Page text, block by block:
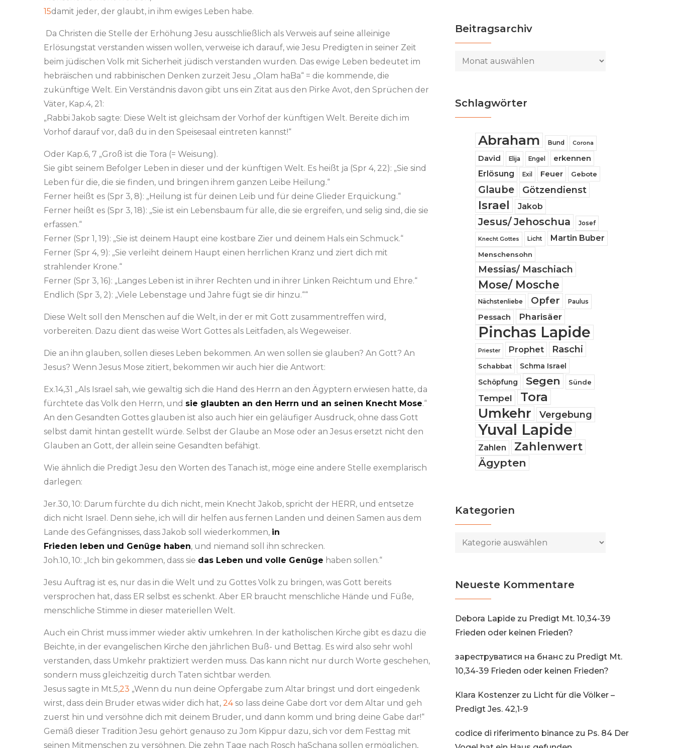
15damit jeder, der glaubt, in ihm ewiges Leben habe.
Da Christen die Stelle der Erhöhung Jesu ausschließlich als Verweis auf seine alleinige
Erlösungstat verstanden wissen wollen, verweise ich darauf, wie Jesu Predigten in seiner Zeit
beim jüdischen Volk mit Sicherheit jüdisch verstanden wurden. Das ewige Leben bedeutet im
hebräischen und rabbinischen Denken zurzeit Jesu „Olam haBa“ = die kommende, die
zukünftige Welt. Ein Verständnis davon gibt uns ein Zitat aus den Pirke Avot, den Sprüchen der
Väter, Kap.4, 21:
„Rabbi Jakob sagte: Diese Welt ist gleichsam der Vorhof der künftigen Welt. Bereite dich im
Vorhof darauf vor, daß du in den Speisesaal eintreten kannst!“
Oder Kap.6, 7 „Groß ist die Tora (= Weisung).
Sie gibt seinem Befolger Leben in dieser und der künftigen Welt. Es heißt ja (Spr 4, 22): „Sie sind
Leben für die, die sie finden, und bringen ihrem ganzen Leibe Heilung.“
Ferner heißt es (Spr 3, 8): „Heilung ist für deinen Leib und für deine Glieder Erquickung.“
Ferner heißt es (Spr 3, 18): „Sie ist ein Lebensbaum für alle, die sie ergreifen, und selig sind, die sie
erfassen.“
Ferner (Spr 1, 19): „Sie ist deinem Haupt eine kostbare Zier und deinem Hals ein Schmuck.“
Ferner (Spr 4, 9): „Sie verleiht deinem Haupt einen herrlichen Kranz und ziert dich mit
strahlender Krone.“
Ferner (Spr 3, 16): „Langes Leben ist in ihrer Rechten und in ihrer Linken Reichtum und Ehre.“
Endlich (Spr 3, 2): „Viele Lebenstage und Jahre fügt sie dir hinzu.““
Diese Welt soll den Menschen auf die Welt, in der er mit Gott zusammentreffen wird,
vorbereiten. Dazu dient das weise Wort Gottes als Leitfaden, als Wegeweiser.
Die an ihn glauben, sollen dieses Leben bekommen. An wen sollen sie glauben? An Gott? An
Jesus? Wenn Jesus Mose zitiert, bekommen wir auch hier die Antwort:
Ex.14,31 „Als Israel sah, wie gewaltig sich die Hand des Herrn an den Ägyptern erwiesen hatte, da
fürchtete das Volk den Herrn, und sie glaubten an den Herrn und an seinen Knecht Mose.“
An den Gesandten Gottes glauben ist also auch hier ein geläufiger Ausdruck, ohne dass Gott
selbst damit hintan gestellt würde. Selbst der Glaube an Mose oder an Jesus ersetzt nicht den
Glauben an Gott, der allein seine Gesandten befähigt.
Wie ähnlich die Predigt Jesu den Worten des Tanach ist, möge eine andere Stelle exemplarisch
darlegen:
Jer.30, 10: Darum fürchte du dich nicht, mein Knecht Jakob, spricht der HERR, und entsetze
dich nicht Israel. Denn siehe, ich will dir helfen aus fernen Landen und deinen Samen aus dem
Lande des Gefängnisses, dass Jakob soll wiederkommen, in
Frieden leben und Genüge haben, und niemand soll ihn schrecken.
Joh.10, 10: „Ich bin gekommen, dass sie das Leben und volle Genüge haben sollen.“
Jesu Auftrag ist es, nur das in die Welt und zu Gottes Volk zu bringen, was Gott bereits
versprochen hat, dass ER selbst es schenkt. Aber ER braucht menschliche Hände und Füße,
menschliche Stimme in dieser materiellen Welt.
Auch ein Christ muss immer wieder aktiv umkehren. In der katholischen Kirche gibt es dazu die
Beichte, in der evangelischen Kirche den jährlichen Buß- und Bettag. Es wird also sehr wohl
verstanden, dass Umkehr praktiziert werden muss. Das kann nicht nur durch Worte geschehen,
sondern muss gleichzeitig durch Taten sichtbar werden.
Jesus sagte in Mt.5,23 „Wenn du nun deine Opfergabe zum Altar bringst und dort eingedenk
wirst, dass dein Bruder etwas wider dich hat, 24so lass deine Gabe dort vor dem Altar und geh
zuerst hin und versöhne dich mit deinem Bruder, und dann komm und bring deine Gabe dar!“
Gemäß dieser Tradition Jesu gehört genauso zu Jom Kippur dazu, sich vor dem Festtag mit
seinen Mitmenschen zu versöhnen. Die zehn Tage nach Rosch haSchana sollen ermöglichen,
Beitragsarchiv
Beitragsarchiv
Schlagwörter
Abraham Bund Corona
David Elija Engel erkennen
Erlösung Exil Feuer Gebote
Glaube Götzendienst
Israel Jakob
Jesus/ Jehoschua Josef
Knecht Gottes Licht Martin Buber
Menschensohn
Messias/ Maschiach
Mose/ Mosche
Nächstenliebe Opfer Paulus
Pessach Pharisäer
Pinchas Lapide
Priester Prophet Raschi
Schabbat
Schma Israel
Schöpfung
Segen Sünde
Tempel Tora
Umkehr Vergebung
Yuval Lapide
Zahlen Zahlenwert
Ägypten
Kategorien
Kategorien
Neueste Kommentare
Debora Lapide zu Predigt Mt. 10,34-39
Frieden oder keinen Frieden?
зареструватися на бнанс zu Predigt Mt.
10,34-39 Frieden oder keinen Frieden?
Klara Kostenzer zu Licht für die Völker –
Predigt Jes. 42,1-9
codice di riferimento binance zu Ps. 84 Der